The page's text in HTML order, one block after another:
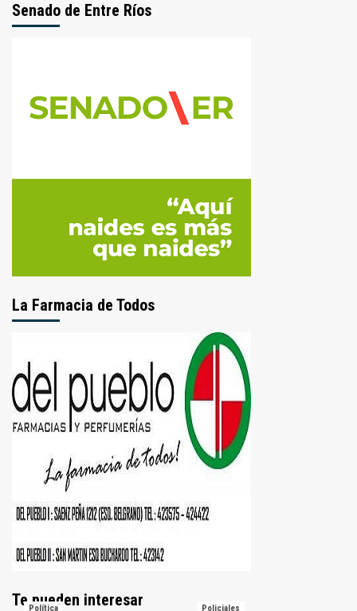
Senado de Entre Ríos
La Farmacia de Todos
Te pueden interesar
Política Policiales